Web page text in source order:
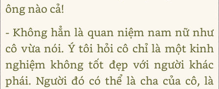
ông nào cả!
- Không hẳn là quan niệm nam nữ như
cô vừa nói. Ý tôi hỏi cô chỉ là một kinh
nghiệm không tốt đẹp với người khác
phái. Người đó có thể là cha của cô, là